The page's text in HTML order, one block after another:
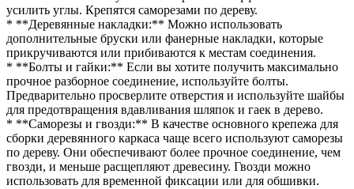
усилить углы. Крепятся саморезами по дереву.
* **Деревянные накладки:** Можно использовать
дополнительные бруски или фанерные накладки, которые
прикручиваются или прибиваются к местам соединения.
* **Болты и гайки:** Если вы хотите получить максимально
прочное разборное соединение, используйте болты.
Предварительно просверлите отверстия и используйте шайбы
для предотвращения вдавливания шляпок и гаек в дерево.
* **Саморезы и гвозди:** В качестве основного крепежа для
сборки деревянного каркаса чаще всего используют саморезы
по дереву. Они обеспечивают более прочное соединение, чем
гвозди, и меньше расщепляют древесину. Гвозди можно
использовать для временной фиксации или для обшивки.